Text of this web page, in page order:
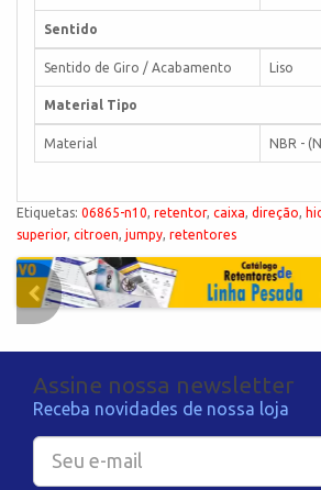
Sentido
Sentido de Giro / Acabamento Liso
Material Tipo
Material NBR -
Etiquetas: 06865-n10, retentor, caixa, direção,
superior, citroen, jumpy, retentores
Assine nossa newsletter
Receba novidades de nossa loja